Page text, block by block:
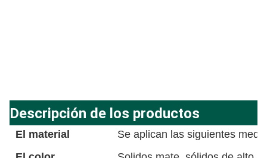
Descripción de los productos
El material
Se aplican las siguientes